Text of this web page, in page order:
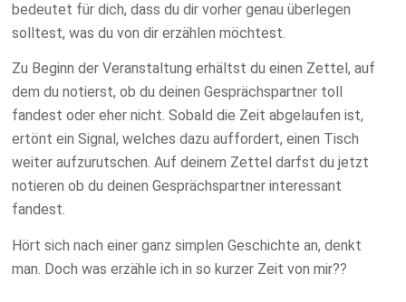
bedeutet für dich, dass du dir vorher genau überlegen
solltest, was du von dir erzählen möchtest.
Zu Beginn der Veranstaltung erhältst du einen Zettel, auf
dem du notierst, ob du deinen Gesprächspartner toll
fandest oder eher nicht. Sobald die Zeit abgelaufen ist,
ertönt ein Signal, welches dazu auffordert, einen Tisch
weiter aufzurutschen. Auf deinem Zettel darfst du jetzt
notieren ob du deinen Gesprächspartner interessant
fandest.
Hört sich nach einer ganz simplen Geschichte an, denkt
man. Doch was erzähle ich in so kurzer Zeit von mir??